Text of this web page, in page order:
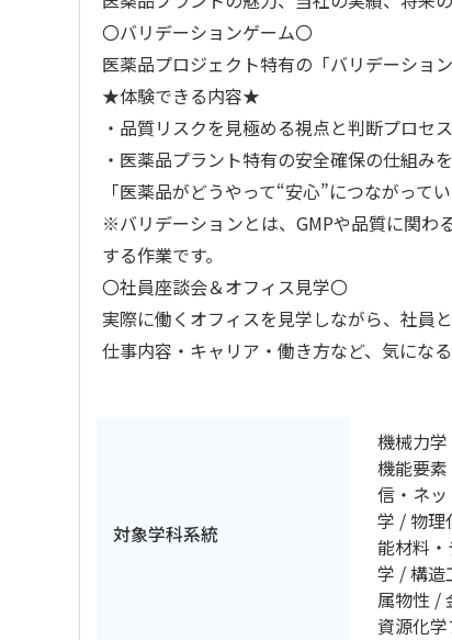
〇バリデーションゲーム〇
医薬品プロジェクト特有の「バリデーショ
★体験できる内容★
・品質リスクを見極める視点と判断プロセス
・医薬品プラント特有の安全確保の仕組み
「医薬品がどうやって“安心”につながって
※バリデーションとは、GMPや品質に関わ
する作業です。
〇社員座談会＆オフィス見学〇
実際に働くオフィスを見学しながら、社員
仕事内容・キャリア・働き方など、気にな
対象学科系統
機械力
機能要
信・ネ
学
物理
能材料
学
構造
属物性
資源化